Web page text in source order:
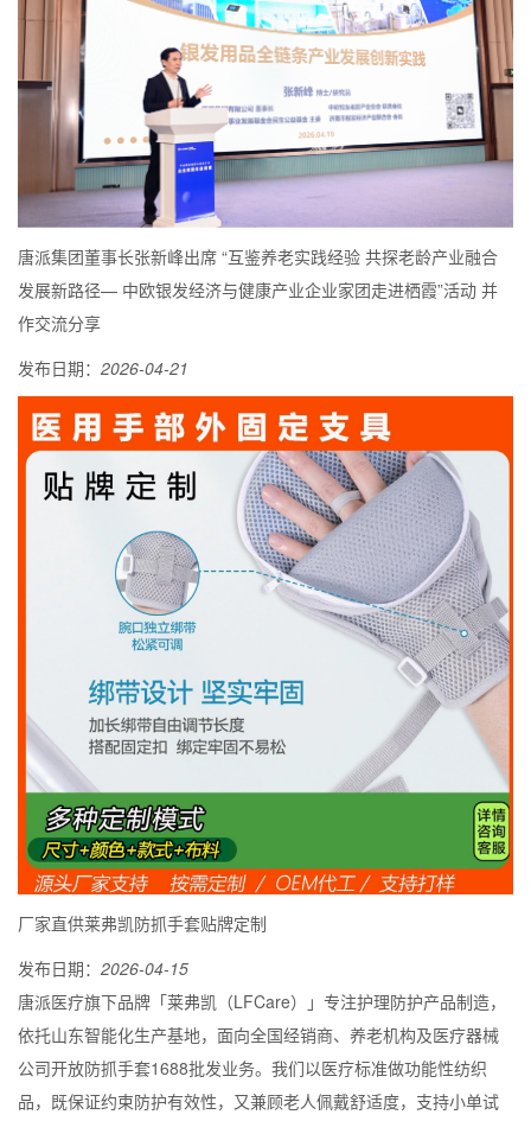
唐派集团董事长张新峰出席 “互鉴养老实践经验 共探老龄产业融合
发展新路径— 中欧银发经济与健康产业企业家团走进栖霞”活动 并
作交流分享
发布日期： 2026-04-21
厂家直供莱弗凯防抓手套贴牌定制
发布日期： 2026-04-15
唐派医疗旗下品牌「莱弗凯（LFCare）」专注护理防护产品制造，
依托山东智能化生产基地，面向全国经销商、养老机构及医疗器械
公司开放防抓手套1688批发业务。我们以医疗标准做功能性纺织
品，既保证约束防护有效性，又兼顾老人佩戴舒适度，支持小单试